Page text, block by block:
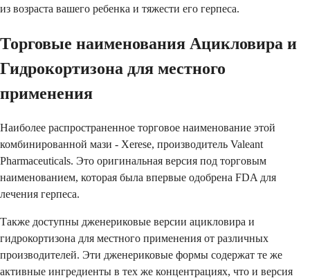
из возраста вашего ребенка и тяжести его герпеса.
Торговые наименования Ацикловира и
Гидрокортизона для местного
применения
Наиболее распространенное торговое наименование этой
комбинированной мази - Xerese, производитель Valeant
Pharmaceuticals. Это оригинальная версия под торговым
наименованием, которая была впервые одобрена FDA для
лечения герпеса.
Также доступны дженериковые версии ацикловира и
гидрокортизона для местного применения от различных
производителей. Эти дженериковые формы содержат те же
активные ингредиенты в тех же концентрациях, что и версия